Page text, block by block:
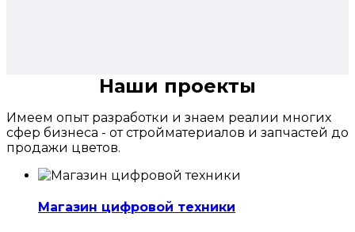
Наши проекты
Имеем опыт разработки и знаем реалии многих
сфер бизнеса - от стройматериалов и запчастей до
продажи цветов.
Магазин цифровой техники